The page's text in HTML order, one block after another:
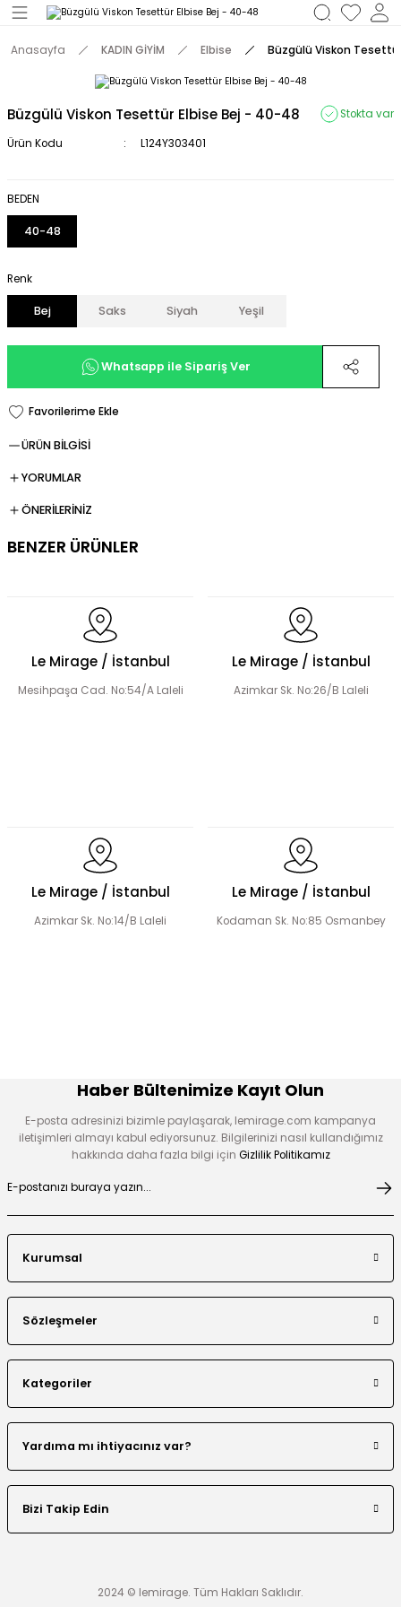
Anasayfa KADIN GİYİM Elbise Büzgülü Viskon
Büzgülü Viskon Tesettür Elbise Bej - 40-48 Stokta var
Ürün Kodu L124Y303401
BEDEN
40-48
Renk
Bej Saks Siyah Yeşil
Whatsapp ile Sipariş Ver
ÜRÜN BİLGİSİ
YORUMLAR
ÖNERİLERİNİZ
BENZER ÜRÜNLER
Desen Boncuk Nakışlı Elbise
Le Mirage / İstanbul
Mesihpaşa Cad. No:54/A Laleli
Le Mirage / İstanbul
Azimkar Sk. No:26/B Laleli
Le Mirage / İstanbul
Azimkar Sk. No:14/B Laleli
Le Mirage / İstanbul
Kodaman Sk. No:85 Osmanbey
Haber Bültenimize Kayıt Olun
E-posta adresinizi bizimle paylaşarak, lemirage.com kampanya
iletişimleri almayı kabul ediyorsunuz. Bilgilerinizi nasıl kullandığımız
hakkında daha fazla bilgi için Gizlilik Politikamız
Kurumsal
Sözleşmeler
Kategoriler
Yardıma mı ihtiyacınız var?
Bizi Takip Edin
2024 © lemirage. Tüm Hakları Saklıdır.